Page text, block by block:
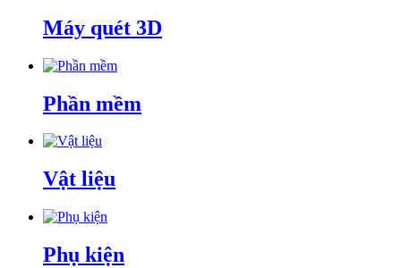
Máy quét 3D
Phần mềm
Vật liệu
Phụ kiện